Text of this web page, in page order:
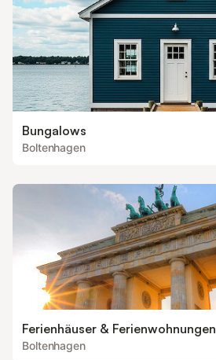
Bungalows
Boltenhagen
Ferienhäuser & Ferienwohnungen
Boltenhagen